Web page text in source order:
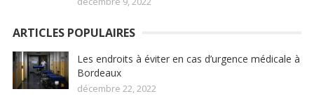
ARTICLES POPULAIRES
Les endroits à éviter en cas d’urgence médicale à
Bordeaux
décembre 22, 2022